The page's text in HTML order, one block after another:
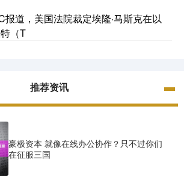
道，美国法院裁定埃隆·马斯克在以
（T
推荐资讯
豪极资本 就像在线办公协作？只不过你们
在征服三国